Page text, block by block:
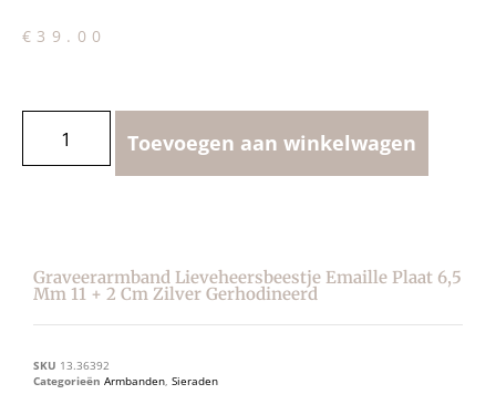
€ 39.00
Toevoegen aan winkelwagen
Graveerarmband Lieveheersbeestje Emaille Plaat 6,5
Mm 11 + 2 Cm Zilver Gerhodineerd
SKU 13.36392
Categorieën Armbanden, Sieraden